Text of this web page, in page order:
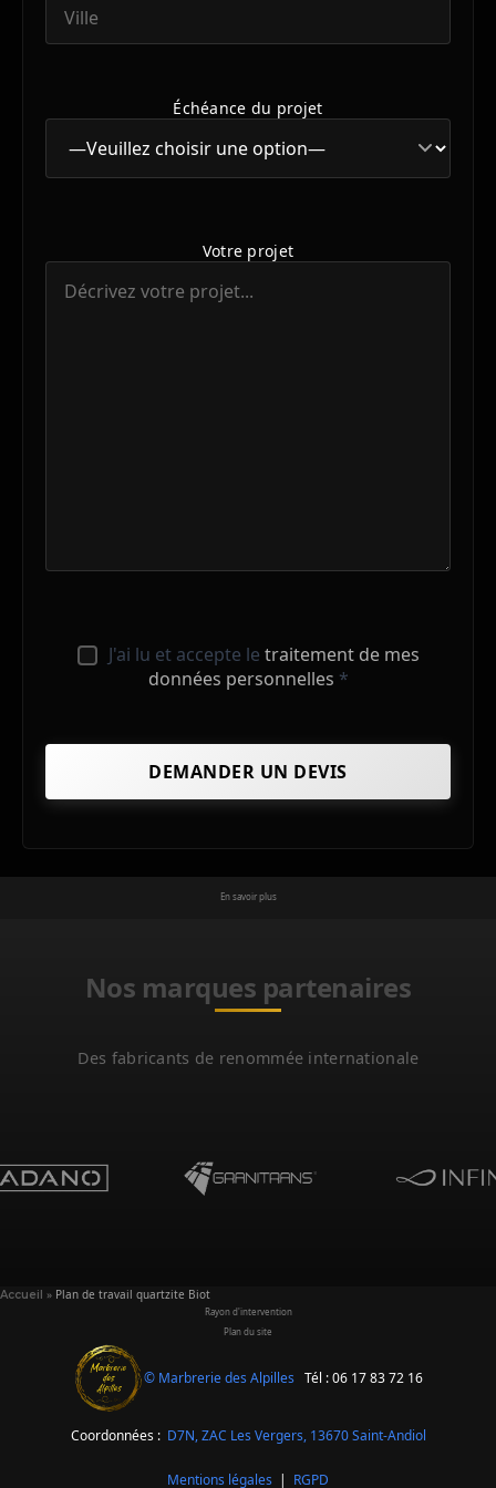
Échéance du projet
Votre projet
J'ai lu et accepte le traitement de mes
données personnelles *
En savoir plus
Nos marques partenaires
Des fabricants de renommée internationale
Accueil » Plan de travail quartzite Biot
Rayon d'intervention
Plan du site
© Marbrerie des Alpilles Tél : 06 17 83 72 16
Coordonnées : D7N, ZAC Les Vergers, 13670 Saint-Andiol
Mentions légales | RGPD